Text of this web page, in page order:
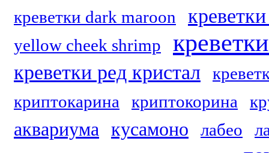
креветки dark maroon
yellow cheek shrimp
креветки ред кристал
криптокарина
криптокорина
аквариума кусамоно лабео